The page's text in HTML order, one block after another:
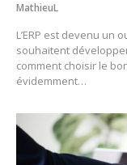
MathieuL
L’ERP est devenu un
souhaitent
comment choisir le
évidemment…